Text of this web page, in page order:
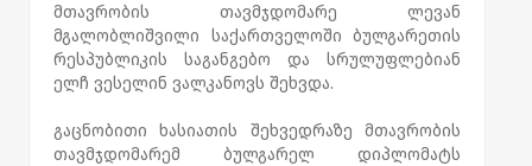
მთავრობის თავმჯდომარე ლევან
მგალობლიშვილი საქართველოში ბულგარეთის
რესპუბლიკის საგანგებო და სრულუფლებიან
ელჩ ვესელინ ვალკანოვს შეხვდა.
გაცნობითი ხასიათის შეხვედრაზე მთავრობის
თავმჯდომარემ ბულგარელ დიპლომატს